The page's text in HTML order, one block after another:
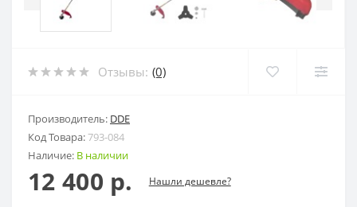
Отзывы: (0)
Производитель: DDE
Код Товара:793-084
Наличие: В наличии
12 400 р. Нашли дешевле?